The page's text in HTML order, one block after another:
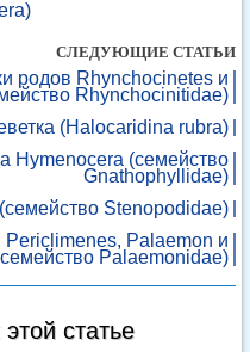
СЛЕДУЮЩИЕ СТАТЬИ
родов Rhynchocinetes и
Rhynchocinitidae)
(Halocaridina rubra)
Hymenocera (семейство
Gnathophyllidae)
Stenopodidae)
Periclimenes, Palaemon и
Palaemonidae)
статье